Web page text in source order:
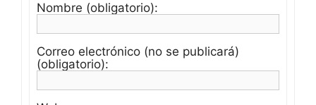
Nombre (obligatorio):
Correo electrónico (no se publicará)
(obligatorio):